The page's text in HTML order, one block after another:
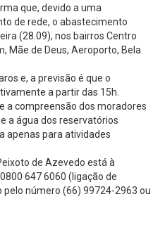
que, devido a uma
de rede, o abastecimento
(28.09), nos bairros Centro
Mãe de Deus, Aeroporto, Bela
e, a previsão é que o
a partir das 15h.
a compreensão dos moradores
a água dos reservatórios
apenas para atividades
de Azevedo está à
647 6060 (ligação de
número (66) 99724-2963 ou